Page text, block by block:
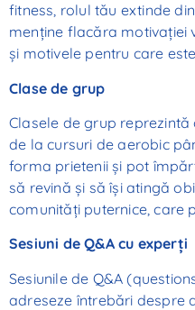
fitness, rolul tău extinde
menține flacăra motivației
și motivele pentru care
Clase de grup
Clasele de grup
de la cursuri de aerobic
forma prietenii și pot
să revină și să își atingă
comunități puternice, care
Sesiuni de Q&A cu experți
Sesiunile de Q&A
adreseze întrebări despre